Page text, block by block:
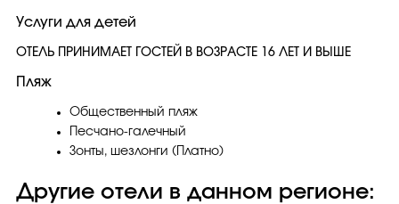
Услуги для детей
ОТЕЛЬ ПРИНИМАЕТ ГОСТЕЙ В ВОЗРАСТЕ 16 ЛЕТ И ВЫШЕ
Пляж
Общественный пляж
Песчано-галечный
Зонты, шезлонги (Платно)
Другие отели в данном регионе: